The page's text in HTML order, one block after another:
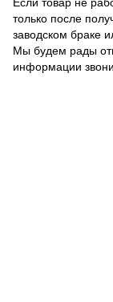
Если товар не
только после
заводском браке
Мы будем рады
информации